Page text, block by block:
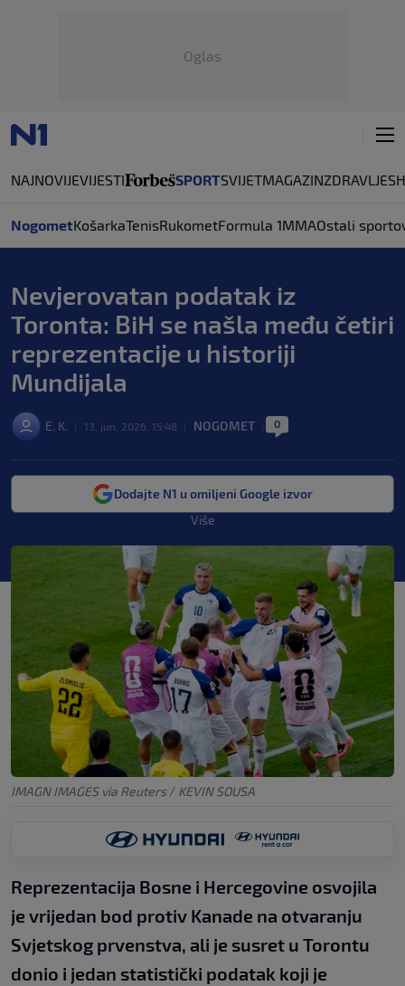
Oglas
NAJNOVIJEVIJESTI SPORTSVIJETMAGAZINZDRAVLJE
NogometKošarkaTenisRukometFormula 1MMAOstali
Nevjerovatan podatak iz
Toronta: BiH se našla među četiri
reprezentacije u historiji
Mundijala
E. K. 13. jun. 2026. 15:48 NOGOMET 0
Dodajte N1 u omiljeni Google izvor
Više
IMAGN IMAGES via Reuters / KEVIN SOUSA
Reprezentacija Bosne i Hercegovine osvojila
je vrijedan bod protiv Kanade na otvaranju
Svjetskog prvenstva, ali je susret u Torontu
donio i jedan statistički podatak koji je